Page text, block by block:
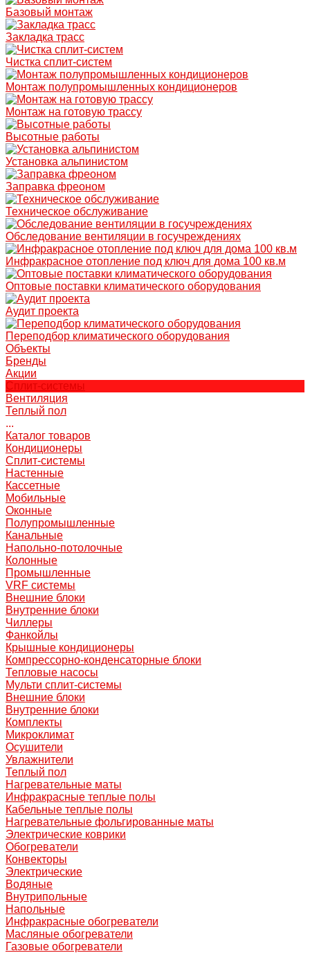
Базовый монтаж
Закладка трасс
Чистка сплит-систем
Монтаж полупромышленных кондиционеров
Монтаж на готовую трассу
Высотные работы
Установка альпинистом
Заправка фреоном
Техническое обслуживание
Обследование вентиляции в госучреждениях
Инфракрасное отопление под ключ для дома 100 кв.м
Оптовые поставки климатического оборудования
Аудит проекта
Переподбор климатического оборудования
Объекты
Бренды
Акции
Сплит-системы
Вентиляция
Теплый пол
...
Каталог товаров
Кондиционеры
Сплит-системы
Настенные
Кассетные
Мобильные
Оконные
Полупромышленные
Канальные
Напольно-потолочные
Колонные
Промышленные
VRF системы
Внешние блоки
Внутренние блоки
Чиллеры
Фанкойлы
Крышные кондиционеры
Компрессорно-конденсаторные блоки
Тепловые насосы
Мульти сплит-системы
Внешние блоки
Внутренние блоки
Комплекты
Микроклимат
Осушители
Увлажнители
Теплый пол
Нагревательные маты
Инфракрасные теплые полы
Кабельные теплые полы
Нагревательные фольгированные маты
Электрические коврики
Обогреватели
Конвекторы
Электрические
Водяные
Внутрипольные
Напольные
Инфракрасные обогреватели
Масляные обогреватели
Газовые обогреватели